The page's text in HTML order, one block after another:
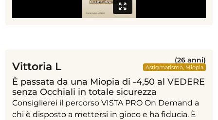
Vittoria L (26 anni)
Astigmatismo, Miopia
È passata da una Miopia di -4,50 al VEDERE
senza Occhiali in totale sicurezza
Consiglierei il percorso VISTA PRO On Demand a
chi è disposto a mettersi in gioco e ha fiducia. È